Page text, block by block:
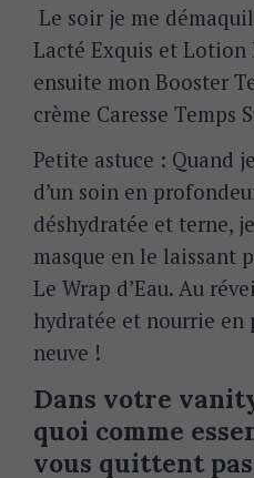
Le soir je me
Lacté Exquis et Lotion
ensuite mon Booster
crème Caresse Temps
Petite astuce : Quand
d’un soin en
déshydratée et terne,
masque en le laissant
Le Wrap d’Eau. Au
hydratée et nourrie en
neuve !
Dans votre
quoi comme
vous quittent
o